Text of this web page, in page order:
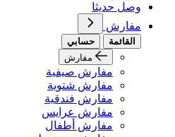
وصل حديثا
مفارش
القائمة
حسابي
مفارش
مفارش صيفية
مفارش شتوية
مفارش فندقية
مفارش عرايس
مفارش أطفال